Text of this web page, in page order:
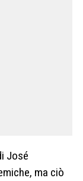
José
ma ciò